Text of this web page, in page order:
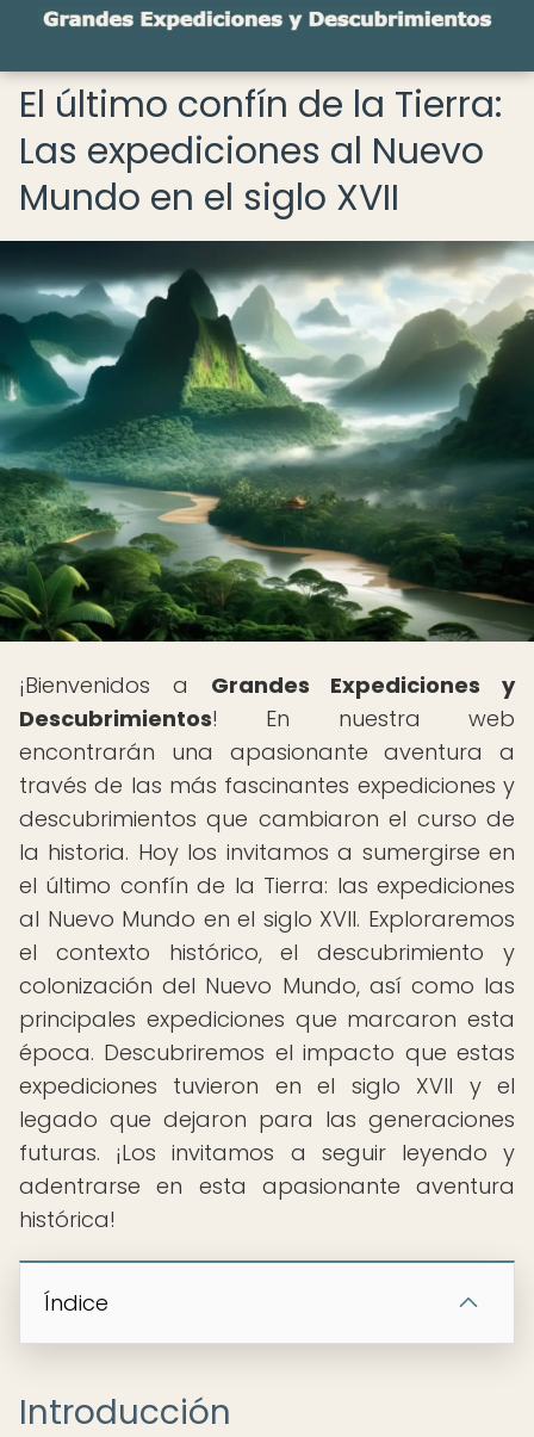
El último confín de la Tierra:
Las expediciones al Nuevo
Mundo en el siglo XVII
¡Bienvenidos a Grandes Expediciones y
Descubrimientos! En nuestra web
encontrarán una apasionante aventura a
través de las más fascinantes expediciones y
descubrimientos que cambiaron el curso de
la historia. Hoy los invitamos a sumergirse en
el último confín de la Tierra: las expediciones
al Nuevo Mundo en el siglo XVII. Exploraremos
el contexto histórico, el descubrimiento y
colonización del Nuevo Mundo, así como las
principales expediciones que marcaron esta
época. Descubriremos el impacto que estas
expediciones tuvieron en el siglo XVII y el
legado que dejaron para las generaciones
futuras. ¡Los invitamos a seguir leyendo y
adentrarse en esta apasionante aventura
histórica!
Índice
Introducción